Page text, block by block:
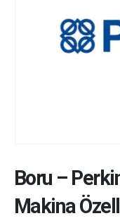
Boru –
Makina